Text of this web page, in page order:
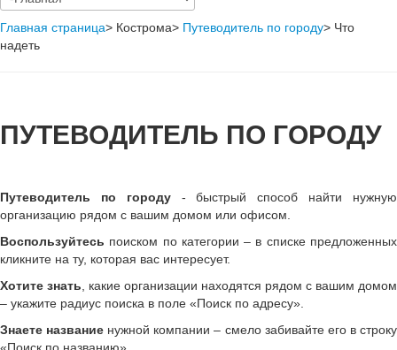
Главная страница> Кострома> Путеводитель по городу> Что
надеть
ПУТЕВОДИТЕЛЬ ПО ГОРОДУ
Путеводитель по городу- быстрый способ найти нужную
организацию рядом с вашим домом или офисом.
Воспользуйтесь поиском по категории – в списке предложенных
кликните на ту, которая вас интересует.
Хотите знать , какие организации находятся рядом с вашим домом
– укажите радиус поиска в поле «Поиск по адресу».
Знаете название нужной компании – смело забивайте его в строку